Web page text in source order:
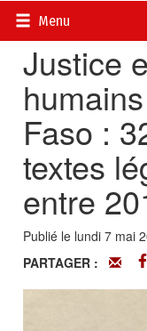
Menu
Accueil>
Justice
Faso :
textes
entre
Publié le lundi 7 mai
PARTAGER :